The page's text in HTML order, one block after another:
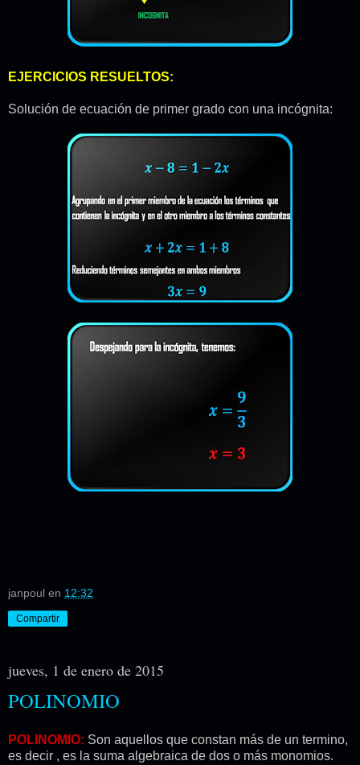
EJERCICIOS RESUELTOS:
Solución de ecuación de primer grado con una incógnita:
janpoul en 12:32
Compartir
jueves, 1 de enero de 2015
POLINOMIO
POLINOMIO: Son aquellos que constan más de un termino,
es decir , es la suma algebraica de dos o más monomios.